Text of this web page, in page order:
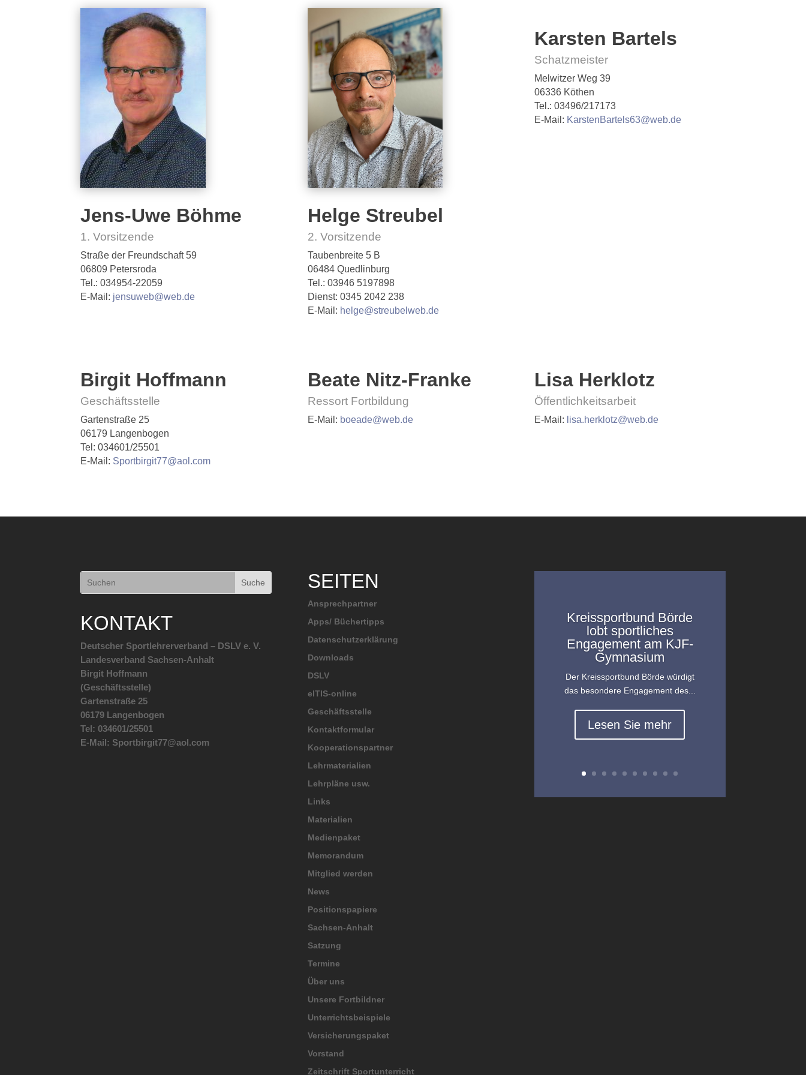
Jens-Uwe Böhme
1. Vorsitzende
Straße der Freundschaft 59
06809 Petersroda
Tel.: 034954-22059
E-Mail: jensuweb@web.de
Helge Streubel
2. Vorsitzende
Taubenbreite 5 B
06484 Quedlinburg
Tel.: 03946 5197898
Dienst: 0345 2042 238
E-Mail: helge@streubelweb.de
Karsten Bartels
Schatzmeister
Melwitzer Weg 39
06336 Köthen
Tel.: 03496/217173
E-Mail: KarstenBartels63@web.de
Birgit Hoffmann
Geschäftsstelle
Gartenstraße 25
06179 Langenbogen
Tel: 034601/25501
E-Mail: Sportbirgit77@aol.com
Beate Nitz-Franke
Ressort Fortbildung
E-Mail: boeade@web.de
Lisa Herklotz
Öffentlichkeitsarbeit
E-Mail: lisa.herklotz@web.de
KONTAKT
Deutscher Sportlehrerverband – DSLV e. V.
Landesverband Sachsen-Anhalt
Birgit Hoffmann
(Geschäftsstelle)
Gartenstraße 25
06179 Langenbogen
Tel: 034601/25501
E-Mail: Sportbirgit77@aol.com
SEITEN
Ansprechpartner
Apps/ Büchertipps
Datenschutzerklärung
Downloads
DSLV
elTIS-online
Geschäftsstelle
Kontaktformular
Kooperationspartner
Lehrmaterialien
Lehrpläne usw.
Links
Materialien
Medienpaket
Memorandum
Mitglied werden
News
Positionspapiere
Sachsen-Anhalt
Satzung
Termine
Über uns
Unsere Fortbildner
Unterrichtsbeispiele
Versicherungspaket
Vorstand
Zeitschrift Sportunterricht
Kreissportbund Börde
lobt sportliches
Engagement am KJF-
Gymnasium
Der Kreissportbund Börde würdigt
das besondere Engagement des...
Lesen Sie mehr